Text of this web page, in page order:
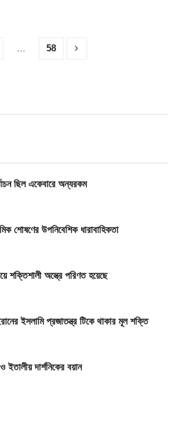
… 58
ছিল একেবারে অন্যরকম
শোষণের উপনিবেশিক ধারাবাহিকতা
শক্তিশালী অস্ত্রে পরিণত হয়েছে
ইসলামি প্রজাতন্ত্র টিকে থাকার মূল শক্তি
ইতালীয় দার্শনিকের বয়ান